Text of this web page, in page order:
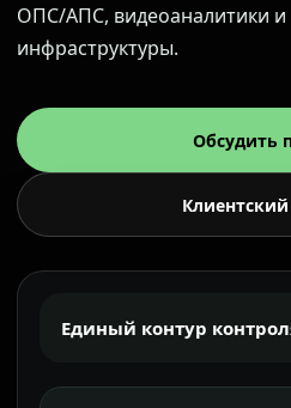
ОПС/АПС, видеоаналитики
инфраструктуры.
Обсудить
Единый контур